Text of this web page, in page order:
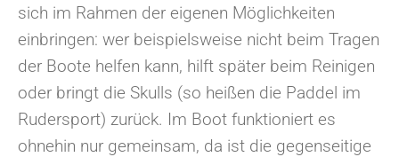
sich im Rahmen der eigenen Möglichkeiten
einbringen: wer beispielsweise nicht beim Tragen
der Boote helfen kann, hilft später beim Reinigen
oder bringt die Skulls (so heißen die Paddel im
Rudersport) zurück. Im Boot funktioniert es
ohnehin nur gemeinsam, da ist die gegenseitige